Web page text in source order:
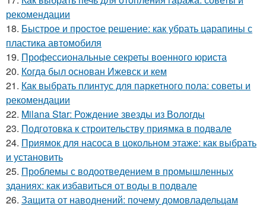
рекомендации
18. Быстрое и простое решение: как убрать царапины с
пластика автомобиля
19. Профессиональные секреты военного юриста
20. Когда был основан Ижевск и кем
21. Как выбрать плинтус для паркетного пола: советы и
рекомендации
22. Milana Star: Рождение звезды из Вологды
23. Подготовка к строительству приямка в подвале
24. Приямок для насоса в цокольном этаже: как выбрать
и установить
25. Проблемы с водоотведением в промышленных
зданиях: как избавиться от воды в подвале
26. Защита от наводнений: почему домовладельцам